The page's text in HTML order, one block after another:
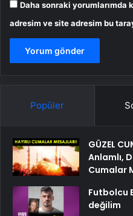
Daha sonraki yorumlarımda
adresim ve site adresim bu
Popüler
GÜZEL
Anlamlı,
Cumalar
Futbolcu
değilim